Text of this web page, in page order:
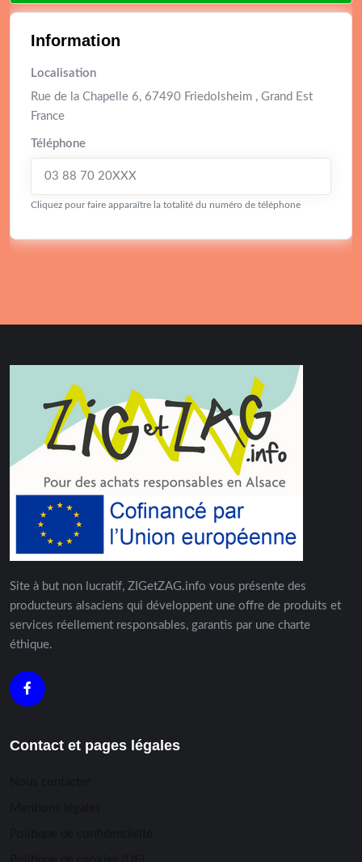
Information
Localisation
Rue de la Chapelle 6, 67490 Friedolsheim , Grand Est
France
Téléphone
03 88 70 20XXX
Cliquez pour faire apparaître la totalité du numéro de téléphone
Site à but non lucratif, ZIGetZAG.info vous présente des
producteurs alsaciens qui développent une offre de produits et
services réellement responsables, garantis par une charte
éthique.
Contact et pages légales